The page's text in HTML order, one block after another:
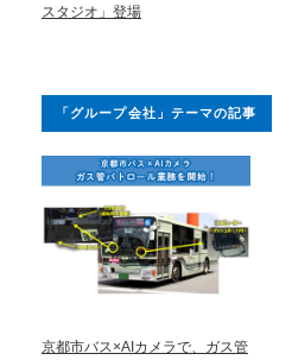
スタジオ」登場
「グループ会社」テーマの記事
京都市バス×AIカメラで、ガス管